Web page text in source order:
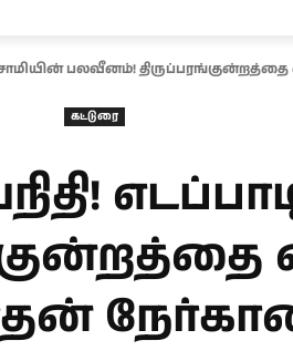
பலவீனம்!
கட்டுரை